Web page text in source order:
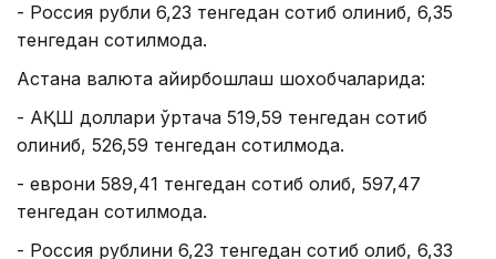
- Россия рубли 6,23 тенгедан сотиб олиниб, 6,35
тенгедан сотилмоқда.
Астана валюта айирбошлаш шохобчаларида:
- АҚШ доллари ўртача 519,59 тенгедан сотиб
олиниб, 526,59 тенгедан сотилмоқда.
- еврони 589,41 тенгедан сотиб олиб, 597,47
тенгедан сотилмоқда.
- Россия рублини 6,23 тенгедан сотиб олиб, 6,33